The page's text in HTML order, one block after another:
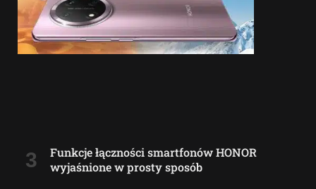
Funkcje łączności smartfonów HONOR
wyjaśnione w prosty sposób